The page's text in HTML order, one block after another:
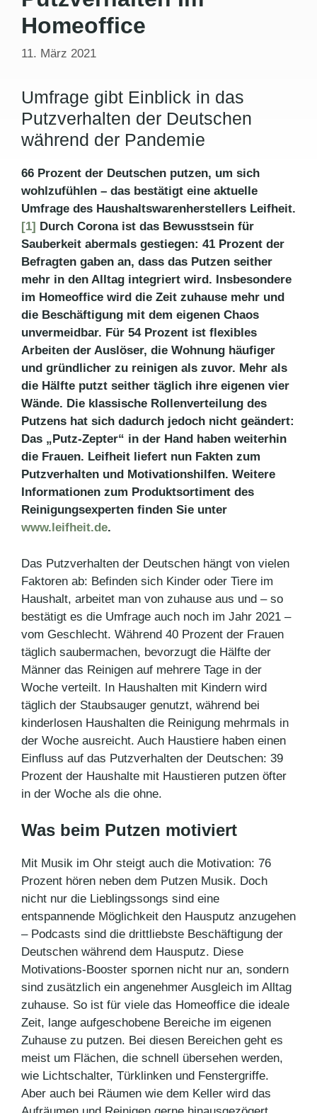
Homeoffice
11. März 2021
Umfrage gibt Einblick in das
Putzverhalten der Deutschen
während der Pandemie
66 Prozent der Deutschen putzen, um sich
wohlzufühlen – das bestätigt eine aktuelle
Umfrage des Haushaltswarenherstellers Leifheit.
[1] Durch Corona ist das Bewusstsein für
Sauberkeit abermals gestiegen: 41 Prozent der
Befragten gaben an, dass das Putzen seither
mehr in den Alltag integriert wird. Insbesondere
im Homeoffice wird die Zeit zuhause mehr und
die Beschäftigung mit dem eigenen Chaos
unvermeidbar. Für 54 Prozent ist flexibles
Arbeiten der Auslöser, die Wohnung häufiger
und gründlicher zu reinigen als zuvor. Mehr als
die Hälfte putzt seither täglich ihre eigenen vier
Wände. Die klassische Rollenverteilung des
Putzens hat sich dadurch jedoch nicht geändert:
Das „Putz-Zepter“ in der Hand haben weiterhin
die Frauen. Leifheit liefert nun Fakten zum
Putzverhalten und Motivationshilfen. Weitere
Informationen zum Produktsortiment des
Reinigungsexperten finden Sie unter
www.leifheit.de.
Das Putzverhalten der Deutschen hängt von vielen
Faktoren ab: Befinden sich Kinder oder Tiere im
Haushalt, arbeitet man von zuhause aus und – so
bestätigt es die Umfrage auch noch im Jahr 2021 –
vom Geschlecht. Während 40 Prozent der Frauen
täglich saubermachen, bevorzugt die Hälfte der
Männer das Reinigen auf mehrere Tage in der
Woche verteilt. In Haushalten mit Kindern wird
täglich der Staubsauger genutzt, während bei
kinderlosen Haushalten die Reinigung mehrmals in
der Woche ausreicht. Auch Haustiere haben einen
Einfluss auf das Putzverhalten der Deutschen: 39
Prozent der Haushalte mit Haustieren putzen öfter
in der Woche als die ohne.
Was beim Putzen motiviert
Mit Musik im Ohr steigt auch die Motivation: 76
Prozent hören neben dem Putzen Musik. Doch
nicht nur die Lieblingssongs sind eine
entspannende Möglichkeit den Hausputz anzugehen
– Podcasts sind die drittliebste Beschäftigung der
Deutschen während dem Hausputz. Diese
Motivations-Booster spornen nicht nur an, sondern
sind zusätzlich ein angenehmer Ausgleich im Alltag
zuhause. So ist für viele das Homeoffice die ideale
Zeit, lange aufgeschobene Bereiche im eigenen
Zuhause zu putzen. Bei diesen Bereichen geht es
meist um Flächen, die schnell übersehen werden,
wie Lichtschalter, Türklinken und Fenstergriffe.
Aber auch bei Räumen wie dem Keller wird das